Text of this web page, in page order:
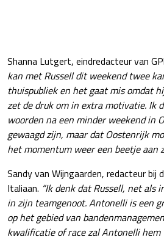
Shanna Lutgert, eindredacteur van
kan met Russell dit weekend twee
thuispubliek en het gaat mis omdat
zet de druk om in extra motivatie. Ik
woorden na een minder weekend in
gewaagd zijn, maar dat Oostenrijk
het momentum weer een beetje aan
Sandy van Wijngaarden, redacteur
Italiaan. “Ik denk dat Russell, net
in zijn teamgenoot. Antonelli is een
op het gebied van
kwalificatie of race zal Antonelli hem